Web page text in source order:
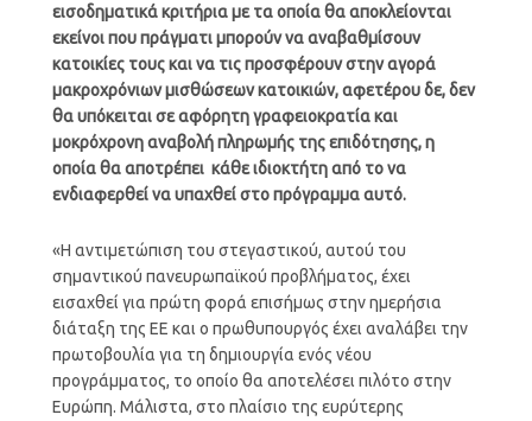
εισοδηματικά κριτήρια με τα οποία θα αποκλείονται
εκείνοι που πράγματι μπορούν να αναβαθμίσουν
κατοικίες τους και να τις προσφέρουν στην αγορά
μακροχρόνιων μισθώσεων κατοικιών, αφετέρου δε, δεν
θα υπόκειται σε αφόρητη γραφειοκρατία και
μοκρόχρονη αναβολή πληρωμής της επιδότησης, η
οποία θα αποτρέπει κάθε ιδιοκτήτη από το να
ενδιαφερθεί να υπαχθεί στο πρόγραμμα αυτό.
«Η αντιμετώπιση του στεγαστικού, αυτού του
σημαντικού πανευρωπαϊκού προβλήματος, έχει
εισαχθεί για πρώτη φορά επισήμως στην ημερήσια
διάταξη της ΕΕ και ο πρωθυπουργός έχει αναλάβει την
πρωτοβουλία για τη δημιουργία ενός νέου
προγράμματος, το οποίο θα αποτελέσει πιλότο στην
Ευρώπη. Μάλιστα, στο πλαίσιο της ευρύτερης